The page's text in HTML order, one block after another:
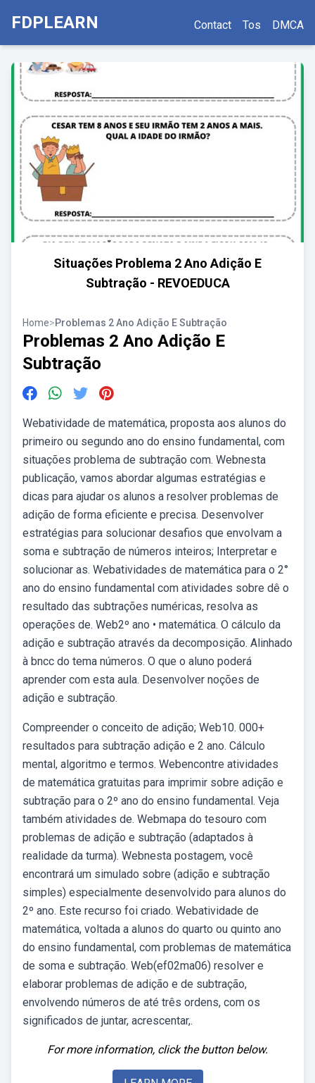
FDPLEARN Contact Tos DMCA
Situações Problema 2 Ano Adição E
Subtração - REVOEDUCA
Home>Problemas 2 Ano Adição E Subtração
Problemas 2 Ano Adição E
Subtração
Webatividade de matemática, proposta aos alunos do
primeiro ou segundo ano do ensino fundamental, com
situações problema de subtração com. Webnesta
publicação, vamos abordar algumas estratégias e
dicas para ajudar os alunos a resolver problemas de
adição de forma eficiente e precisa. Desenvolver
estratégias para solucionar desafios que envolvam a
soma e subtração de números inteiros; Interpretar e
solucionar as. Webatividades de matemática para o 2°
ano do ensino fundamental com atividades sobre dê o
resultado das subtrações numéricas, resolva as
operações de. Web2º ano • matemática. O cálculo da
adição e subtração através da decomposição. Alinhado
à bncc do tema números. O que o aluno poderá
aprender com esta aula. Desenvolver noções de
adição e subtração.
Compreender o conceito de adição; Web10. 000+
resultados para subtração adição e 2 ano. Cálculo
mental, algoritmo e termos. Webencontre atividades
de matemática gratuitas para imprimir sobre adição e
subtração para o 2º ano do ensino fundamental. Veja
também atividades de. Webmapa do tesouro com
problemas de adição e subtração (adaptados à
realidade da turma). Webnesta postagem, você
encontrará um simulado sobre (adição e subtração
simples) especialmente desenvolvido para alunos do
2º ano. Este recurso foi criado. Webatividade de
matemática, voltada a alunos do quarto ou quinto ano
do ensino fundamental, com problemas de matemática
de soma e subtração. Web(ef02ma06) resolver e
elaborar problemas de adição e de subtração,
envolvendo números de até três ordens, com os
significados de juntar, acrescentar,.
For more information, click the button below.